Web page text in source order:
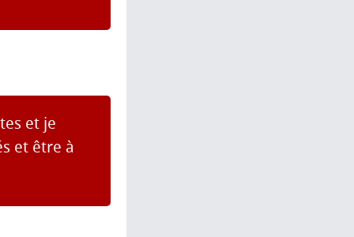
et je
et être à